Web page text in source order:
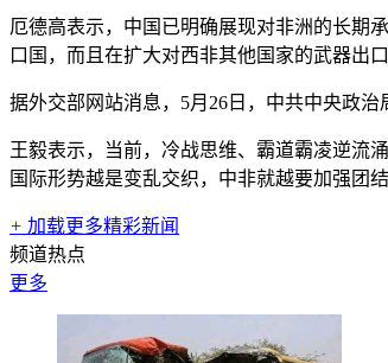
厄德高表示，中国已明确展现对非洲的长期
口国，而且在扩大对西非其他国家的武器出
据外交部网站消息，5月26日，中共中央政
王毅表示，当前，冷战思维、霸道霸凌逆流
国际形势越是变乱交织，中非就越要加强团
+ 加载更多精彩新闻
频道热点
更多